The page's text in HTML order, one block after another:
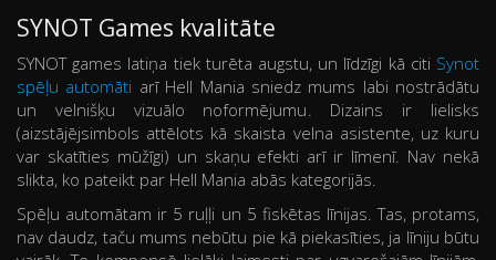
SYNOT Games kvalitāte
SYNOT games latiņa tiek turēta augstu, un līdzīgi kā citi Synot
spēļu automāti arī Hell Mania sniedz mums labi nostrādātu
un velnišķu vizuālo noformējumu. Dizains ir lielisks
(aizstājējsimbols attēlots kā skaista velna asistente, uz kuru
var skatīties mūžīgi) un skaņu efekti arī ir līmenī. Nav nekā
slikta, ko pateikt par Hell Mania abās kategorijās.
Spēļu automātam ir 5 ruļļi un 5 fiskētas līnijas. Tas, protams,
nav daudz, taču mums nebūtu pie kā piekasīties, ja līniju būtu